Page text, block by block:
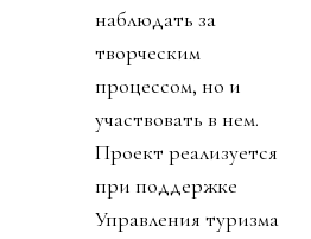
наблюдать за
творческим
процессом, но и
участвовать в нем.
Проект реализуется
при поддержке
Управления туризма